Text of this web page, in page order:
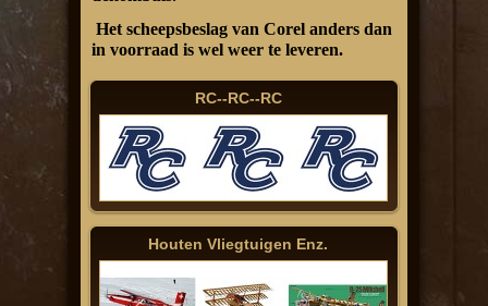
Het scheepsbeslag van Corel anders dan
in voorraad is wel weer te leveren.
RC--RC--RC
Houten Vliegtuigen Enz.